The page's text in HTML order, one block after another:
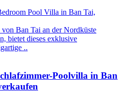
Ban Tai an der Nordküste
bietet dieses exklusive
..
Poolvilla in Ban